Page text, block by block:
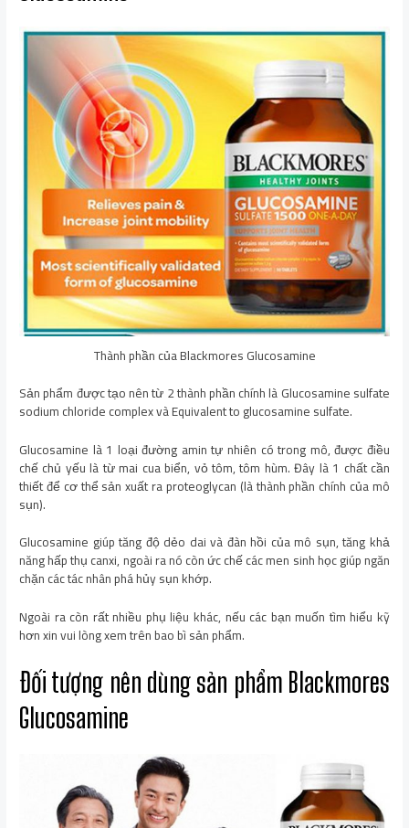
Thành phần của Blackmores Glucosamine
Sản phẩm được tạo nên từ 2 thành phần chính là Glucosamine sulfate
sodium chloride complex và Equivalent to glucosamine sulfate.
Glucosamine là 1 loại đường amin tự nhiên có trong mô, được điều
chế chủ yếu là từ mai cua biển, vỏ tôm, tôm hùm. Đây là 1 chất cần
thiết để cơ thể sản xuất ra proteoglycan (là thành phần chính của mô
sụn).
Glucosamine giúp tăng độ dẻo dai và đàn hồi của mô sụn, tăng khả
năng hấp thụ canxi, ngoài ra nó còn ức chế các men sinh học giúp ngăn
chặn các tác nhân phá hủy sụn khớp.
Ngoài ra còn rất nhiều phụ liệu khác, nếu các bạn muốn tìm hiểu kỹ
hơn xin vui lòng xem trên bao bì sản phẩm.
Đối tượng nên dùng sản phẩm Blackmores
Glucosamine